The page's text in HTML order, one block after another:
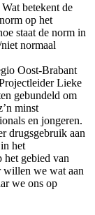
betekent de
op het
staat de norm in
normaal
Oost-Brabant
Lieke
gebundeld om
minst
en jongeren.
drugsgebruik aan
het
gebied van
we wat aan
we ons op